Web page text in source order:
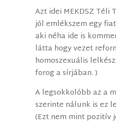
Azt idei MEKDSZ Téli
jól emlékszem egy
aki néha ide is
látta hogy vezet
homoszexuális
forog a sírjában. )
A legsokkolóbb az a
szerinte nálunk is ez
(Ezt nem mint pozitív